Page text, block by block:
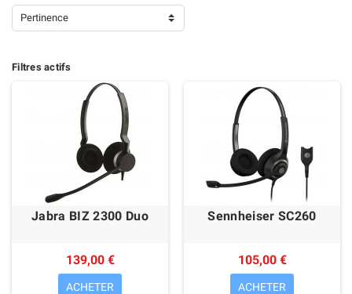
Pertinence
Filtres actifs
Jabra BIZ 2300 Duo
139,00 €
ACHETER
Sennheiser SC260
105,00 €
ACHETER